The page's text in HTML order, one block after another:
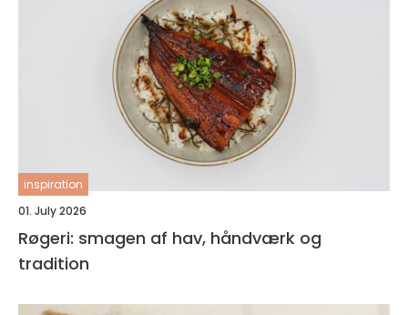
inspiration
01. July 2026
Røgeri: smagen af hav, håndværk og
tradition